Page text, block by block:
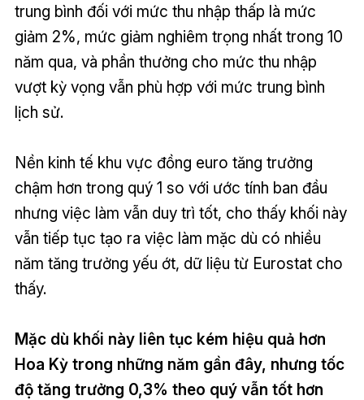
trung bình đối với mức thu nhập thấp là mức
giảm 2%, mức giảm nghiêm trọng nhất trong 10
năm qua, và phần thưởng cho mức thu nhập
vượt kỳ vọng vẫn phù hợp với mức trung bình
lịch sử.
Nền kinh tế khu vực đồng euro tăng trưởng
chậm hơn trong quý 1 so với ước tính ban đầu
nhưng việc làm vẫn duy trì tốt, cho thấy khối này
vẫn tiếp tục tạo ra việc làm mặc dù có nhiều
năm tăng trưởng yếu ớt, dữ liệu từ Eurostat cho
thấy.
Mặc dù khối này liên tục kém hiệu quả hơn
Hoa Kỳ trong những năm gần đây, nhưng tốc
độ tăng trưởng 0,3% theo quý vẫn tốt hơn